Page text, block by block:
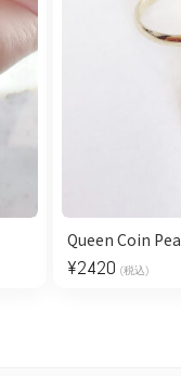
Queen Coin
¥2420 (税込)